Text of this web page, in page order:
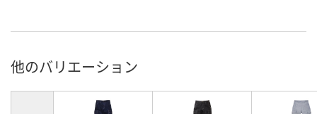
他のバリエーション